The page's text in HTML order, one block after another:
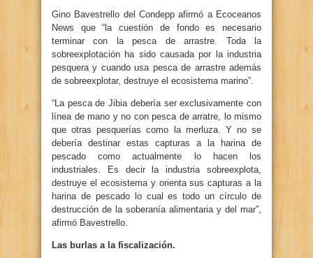
Gino Bavestrello del Condepp afirmó a Ecoceanos
News que “la cuestión de fondo es necesario
terminar con la pesca de arrastre. Toda la
sobreexplotación ha sido causada por la industria
pesquera y cuando usa pesca de arrastre además
de sobreexplotar, destruye el ecosistema marino”.
“La pesca de Jibia debería ser exclusivamente con
línea de mano y no con pesca de arratre, lo mismo
que otras pesquerías como la merluza. Y no se
debería destinar estas capturas a la harina de
pescado como actualmente lo hacen los
industriales. Es decir la industria sobreexplota,
destruye el ecosistema y orienta sus capturas a la
harina de pescado lo cual es todo un círculo de
destrucción de la soberanía alimentaria y del mar”,
afirmó Bavestrello.
Las burlas a la fiscalización.